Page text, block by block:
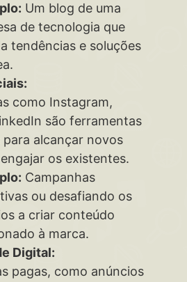
Um blog de uma
de tecnologia que
tendências e soluções
como Instagram,
são ferramentas
para alcançar novos
os existentes.
Campanhas
ou desafiando os
a criar conteúdo
à marca.
Digital:
pagas, como anúncios